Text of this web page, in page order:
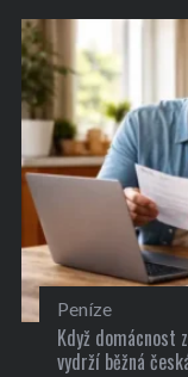
Peníze
Když domácnost
vydrží běžná